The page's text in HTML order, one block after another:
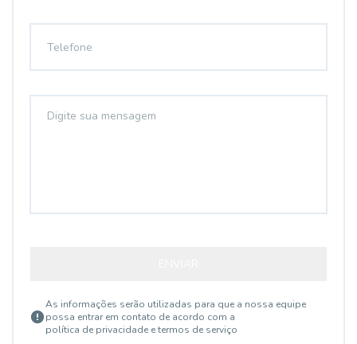
As informações serão utilizadas para que a nossa equipe
possa entrar em contato de acordo com a
política de privacidade e termos de serviço